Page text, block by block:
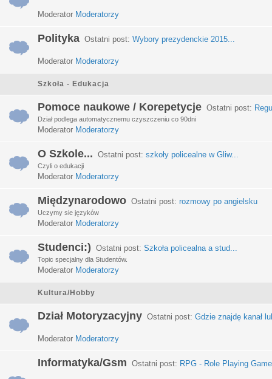
Moderator Moderatorzy
Polityka Ostatni post: Wybory prezydenckie 2015...
Moderator Moderatorzy
Szkoła - Edukacja
Pomoce naukowe / Korepetycje Ostatni post:
Dział podlega automatycznemu czyszczeniu co 90dni
Moderator Moderatorzy
O Szkole... Ostatni post: szkoły policealne w Gliw...
Czyli o edukacji
Moderator Moderatorzy
Międzynarodowo Ostatni post: rozmowy po angielsku
Uczymy sie języków
Moderator Moderatorzy
Studenci:) Ostatni post: Szkoła policealna a stud...
Topic specjalny dla Studentów.
Moderator Moderatorzy
Kultura/Hobby
Dział Motoryzacyjny Ostatni post: Gdzie znajdę kanał
Moderator Moderatorzy
Informatyka/Gsm Ostatni post: RPG - Role Playing